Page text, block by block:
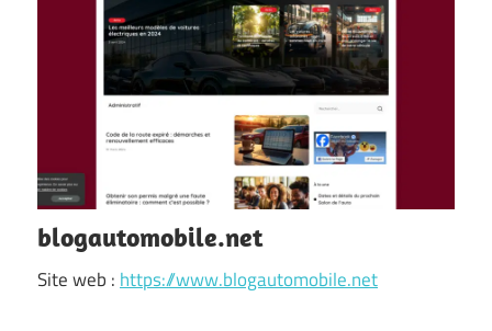
blogautomobile.net
Site web : https://www.blogautomobile.net